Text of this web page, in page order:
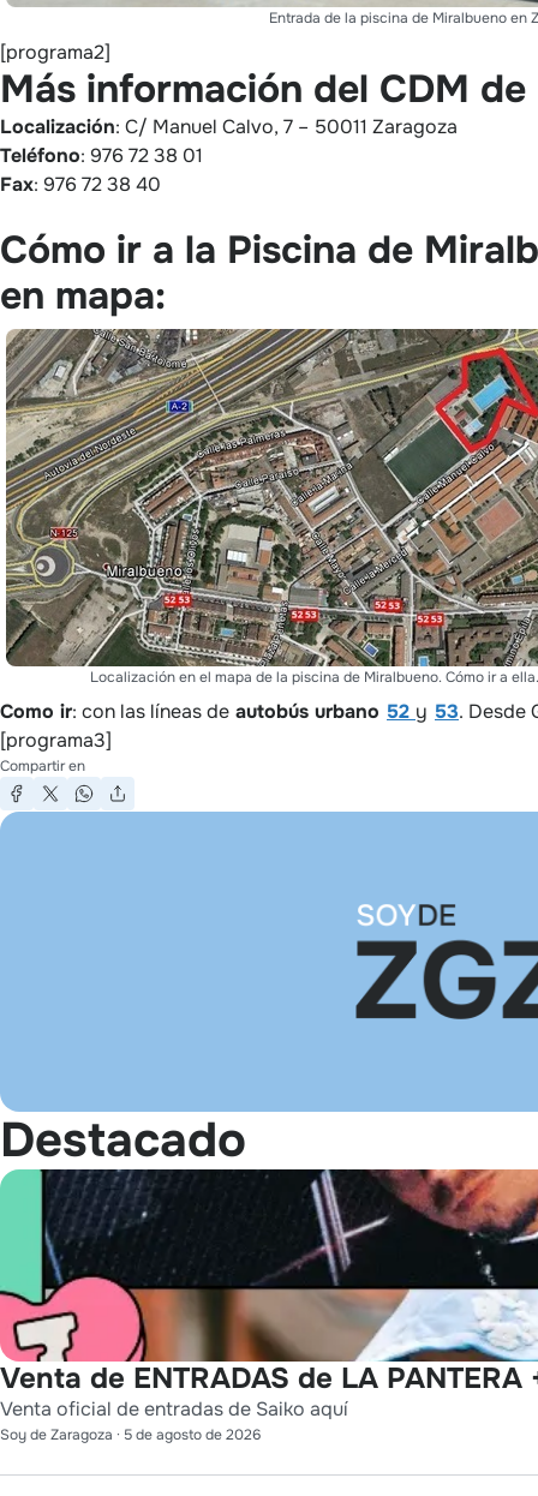
Entrada de la piscina de Miralbueno en
[programa2]
Más información del CDM
Localización: C/ Manuel Calvo, 7 – 50011 Zaragoza
Teléfono: 976 72 38 01
Fax: 976 72 38 40
Cómo ir a la Piscina de
en mapa:
Localización en el mapa de la piscina de Miralbueno. Cómo ir a ella.
Como ir: con las líneas de autobús urbano 52 y 53. Desde
[programa3]
Compartir en
Destacado
Venta de ENTRADAS de LA
Venta oficial de entradas de Saiko aquí
Soy de Zaragoza · 5 de agosto de 2026